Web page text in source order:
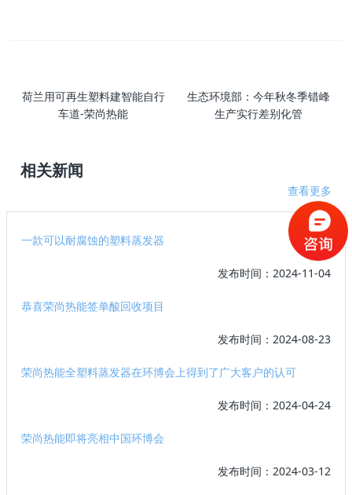
荷兰用可再生塑料建智能自行
车道-荣尚热能
生态环境部：今年秋冬季错峰
生产实行差别化管
相关新闻
查看更多
一款可以耐腐蚀的塑料蒸发器
发布时间：2024-11-04
恭喜荣尚热能签单酸回收项目
发布时间：2024-08-23
荣尚热能全塑料蒸发器在环博会上得到了广大客户的认可
发布时间：2024-04-24
荣尚热能即将亮相中国环博会
发布时间：2024-03-12